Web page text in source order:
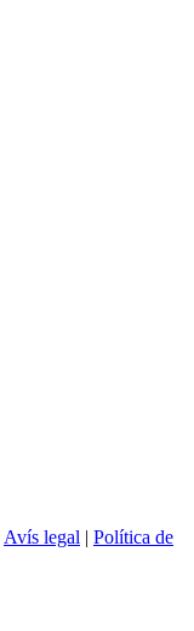
Avís legal | Política de